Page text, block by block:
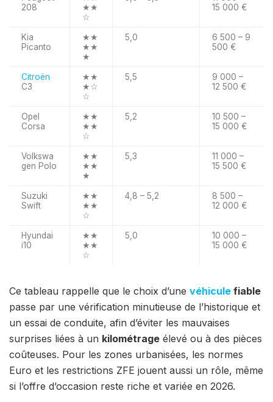
208
★★
☆
15 000 €
Kia
Picanto
★★
★★
★
5,0
6 500 – 9
500 €
Citroën
C3
★★
★☆
☆
5,5
9 000 –
12 500 €
Opel
Corsa
★★
★★
☆
5,2
10 500 –
15 000 €
Volkswa
gen Polo
★★
★★
★
5,3
11 000 –
15 500 €
Suzuki
Swift
★★
★★
☆
4,8 – 5,2
8 500 –
12 000 €
Hyundai
i10
★★
★★
☆
5,0
10 000 –
15 000 €
Ce tableau rappelle que le choix d’une véhicule fiable
passe par une vérification minutieuse de l’historique et
un essai de conduite, afin d’éviter les mauvaises
surprises liées à un kilométrage élevé ou à des pièces
coûteuses. Pour les zones urbanisées, les normes
Euro et les restrictions ZFE jouent aussi un rôle, même
si l’offre d’occasion reste riche et variée en 2026.